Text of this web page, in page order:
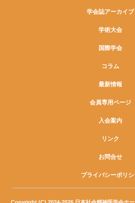
学会誌アーカイブ
学術大会
国際学会
コラム
最新情報
会員専用ページ
入会案内
リンク
お問合せ
プライバシーポリ